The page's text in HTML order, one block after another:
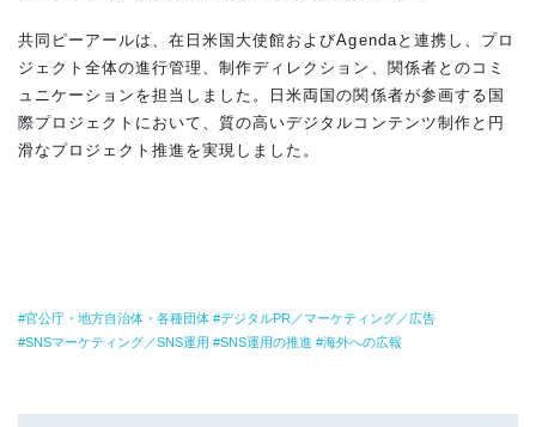
共同ピーアールは、在日米国大使館およびAgendaと連携し、プロ
ジェクト全体の進行管理、制作ディレクション、関係者とのコミ
ュニケーションを担当しました。日米両国の関係者が参画する国
際プロジェクトにおいて、質の高いデジタルコンテンツ制作と円
滑なプロジェクト推進を実現しました。
官公庁・地方自治体・各種団体
デジタルPR／マーケティング／広告
SNSマーケティング／SNS運用
SNS運用の推進 海外への広報